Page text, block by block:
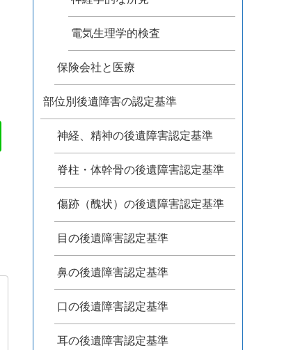
電気生理学的検査
保険会社と医療
部位別後遺障害の認定基準
神経、精神の後遺障害認定基準
脊柱・体幹骨の後遺障害認定基準
傷跡（醜状）の後遺障害認定基準
目の後遺障害認定基準
鼻の後遺障害認定基準
口の後遺障害認定基準
耳の後遺障害認定基準